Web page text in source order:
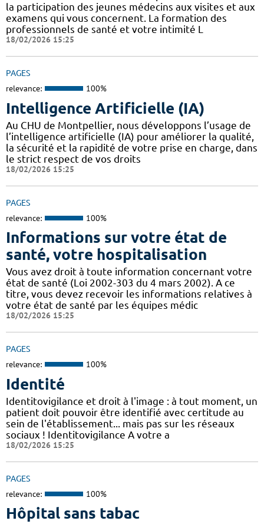
la participation des jeunes médecins aux visites et aux
examens qui vous concernent. La formation des
professionnels de santé et votre intimité L
18/02/2026 15:25
PAGES
relevance: 100%
Intelligence Artificielle (IA)
Au CHU de Montpellier, nous développons l’usage de
l’intelligence artificielle (IA) pour améliorer la qualité,
la sécurité et la rapidité de votre prise en charge, dans
le strict respect de vos droits
18/02/2026 15:25
PAGES
relevance: 100%
Informations sur votre état de
santé, votre hospitalisation
Vous avez droit à toute information concernant votre
état de santé (Loi 2002-303 du 4 mars 2002). A ce
titre, vous devez recevoir les informations relatives à
votre état de santé par les équipes médic
18/02/2026 15:25
PAGES
relevance: 100%
Identité
Identitovigilance et droit à l'image : à tout moment, un
patient doit pouvoir être identifié avec certitude au
sein de l'établissement... mais pas sur les réseaux
sociaux ! Identitovigilance A votre a
18/02/2026 15:25
PAGES
relevance: 100%
Hôpital sans tabac